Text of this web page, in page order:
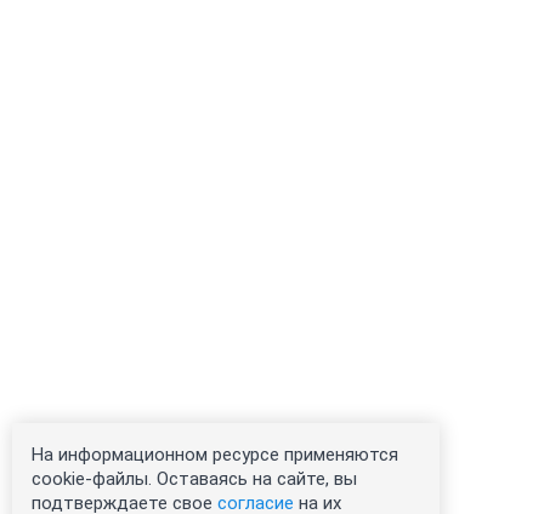
На информационном ресурсе применяются
cookie-файлы. Оставаясь на сайте, вы
подтверждаете свое согласие на их